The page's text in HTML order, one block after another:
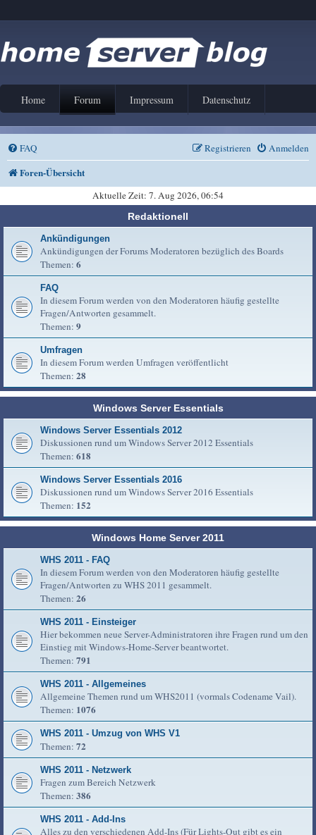
Home Forum Impressum Datenschutz
FAQ Anmelden
Registrieren
Foren-Übersicht
Aktuelle Zeit: 7. Aug 2026, 06:54
Redaktionell
Ankündigungen
Ankündigungen der Forums Moderatoren bezüglich des Boards
Themen: 6
FAQ
In diesem Forum werden von den Moderatoren häufig gestellte
Fragen/Antworten gesammelt.
Themen: 9
Umfragen
In diesem Forum werden Umfragen veröffentlicht
Themen: 28
Windows Server Essentials
Windows Server Essentials 2012
Diskussionen rund um Windows Server 2012 Essentials
Themen: 618
Windows Server Essentials 2016
Diskussionen rund um Windows Server 2016 Essentials
Themen: 152
Windows Home Server 2011
WHS 2011 - FAQ
In diesem Forum werden von den Moderatoren häufig gestellte
Fragen/Antworten zu WHS 2011 gesammelt.
Themen: 26
WHS 2011 - Einsteiger
Hier bekommen neue Server-Administratoren ihre Fragen rund um den
Einstieg mit Windows-Home-Server beantwortet.
Themen: 791
WHS 2011 - Allgemeines
Allgemeine Themen rund um WHS2011 (vormals Codename Vail).
Themen: 1076
WHS 2011 - Umzug von WHS V1
Themen: 72
WHS 2011 - Netzwerk
Fragen zum Bereich Netzwerk
Themen: 386
WHS 2011 - Add-Ins
Alles zu den verschiedenen Add-Ins (Für Lights-Out gibt es ein